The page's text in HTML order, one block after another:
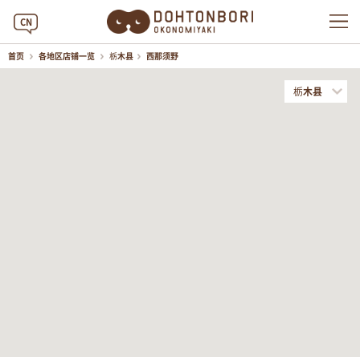
CN
首页 各地区店铺一览 栃木县 西那须野
栃木县